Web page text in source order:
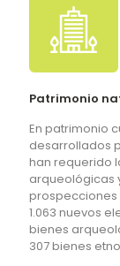
Patrimonio
En patrimonio
desarrollados
han requerido
arqueológicas
prospecciones
1.063 nuevos
bienes
307 bienes